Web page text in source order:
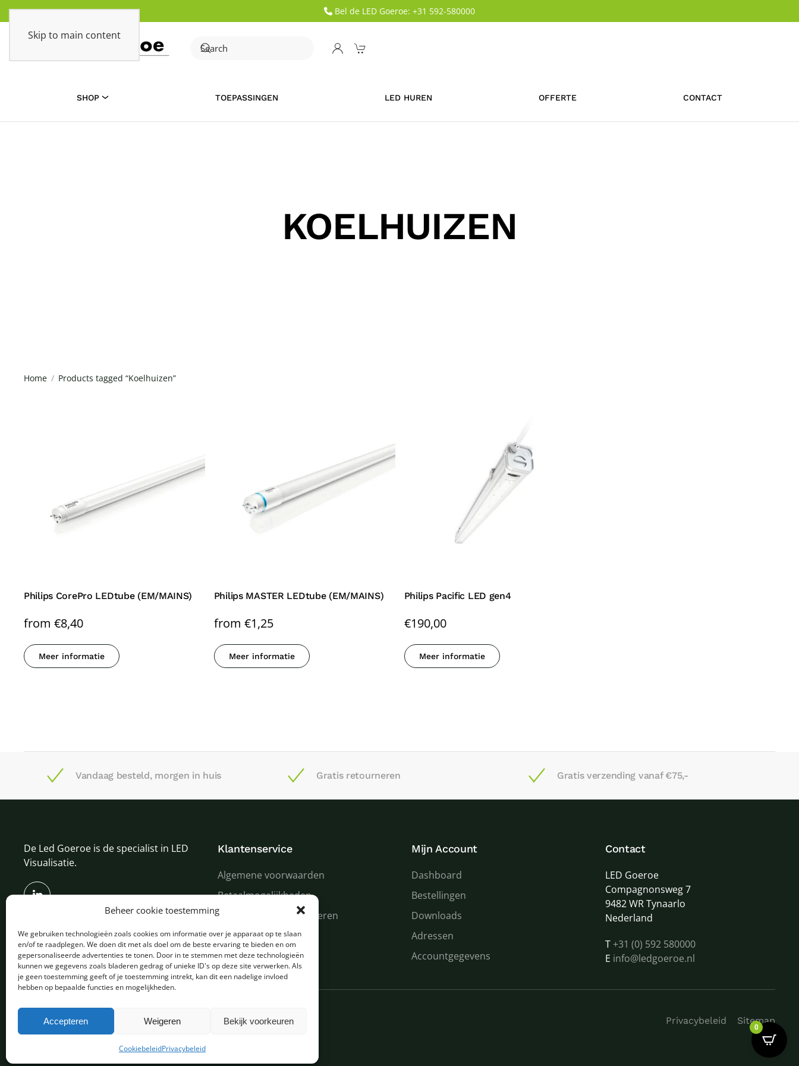
Beheer cookie toestemming
We gebruiken technologieën zoals cookies om informatie over je apparaat op te slaan
en/of te raadplegen. We doen dit met als doel om de beste ervaring te bieden en om
gepersonaliseerde advertenties te tonen. Door in te stemmen met deze technologieën
kunnen we gegevens zoals bladeren gedrag of unieke ID's op deze site verwerken. Als
je geen toestemming geeft of je toestemming intrekt, kan dit een nadelige invloed
hebben op bepaalde functies en mogelijkheden.
Accepteren Weigeren Bekijk voorkeuren
CookiebeleidPrivacybeleid
Skip to main content
Bel de LED Goeroe: +31 592-580000
SHOP TOEPASSINGEN LED HUREN OFFERTE CONTACT
KOELHUIZEN
Home Products tagged “Koelhuizen”
Philips CorePro LEDtube (EM/MAINS)
from €8,40
Meer informatie
Philips MASTER LEDtube (EM/MAINS)
from €1,25
Meer informatie
Philips Pacific LED gen4
€190,00
Meer informatie
Vandaag besteld, morgen in huis Gratis retourneren Gratis verzending vanaf €75,-
De Led Goeroe is de specialist in LED
Visualisatie.
Klantenservice
Algemene voorwaarden
Betaalmogelijkheden
Verzenden en retourneren
Garantie en service
Over ons
Mijn Account
Dashboard
Bestellingen
Downloads
Adressen
Accountgegevens
Contact
LED Goeroe
Compagnonsweg 7
9482 WR Tynaarlo
Nederland
T+31 (0) 592 580000
E info@ledgoeroe.nl
Copyright © 2025 - Alle rechten voorbehouden Privacybeleid Sitemap
0